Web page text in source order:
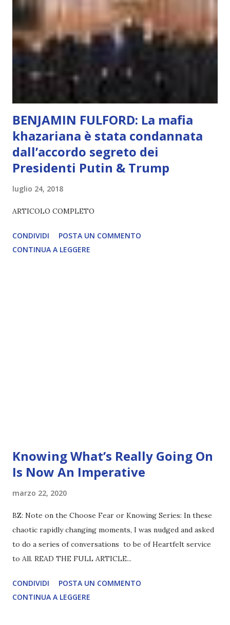
L’intelligenza può simulare comportamenti coscienti, ma
non può essere Coscienza. Può copiare, ma non può vivere
l’esperienza. Come diventerà ovvio Man mano che l’IA
diventerà sempre più avanzata (soprattutto tra il 2027 e il
2035), emergeranno situazioni che renderanno la differenza
lampante: L’IA sarà in gr...
BENJAMIN FULFORD: La mafia
khazariana è stata condannata
dall’accordo segreto dei
Presidenti Putin & Trump
luglio 24, 2018
ARTICOLO COMPLETO
CONDIVIDI
POSTA UN COMMENTO
CONTINUA A LEGGERE
Knowing What’s Really Going On
Is Now An Imperative
marzo 22, 2020
BZ: Note on the Choose Fear or Knowing Series: In these
chaotic rapidly changing moments, I was nudged and asked
to do a series of conversations to be of Heartfelt service
to All. READ THE FULL ARTICLE...
CONDIVIDI
POSTA UN COMMENTO
CONTINUA A LEGGERE